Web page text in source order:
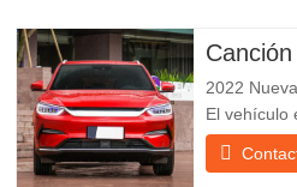
2022
El vehículo
centra en
desarrollo